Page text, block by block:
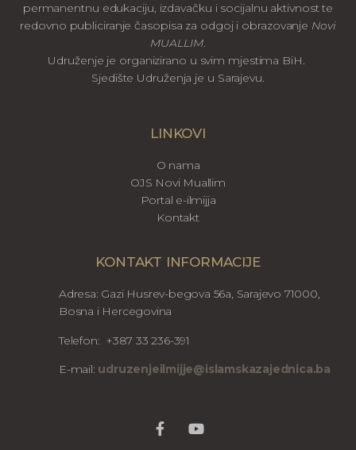
permanentnu edukaciju, izdavačku i socijalnu aktivnost te
redovno publiciranje časopisa za odgoj i obrazovanje Novi
MUALLIM.
Udruženje je organizirano u svim mjestima BiH.
Sjedište Udruženja je u Sarajevu.
LINKOVI
O nama
OJS Novi Muallim
Portal e-ilmijja
Kontakt
KONTAKT INFORMACIJE
Adresa: Gazi Husrev-begova 56a, Sarajevo 71000,
Bosna i Hercegovina
Telefon: +387 33 236-391
E-mail: udruzenjeilmijje@islamskazajednica.ba